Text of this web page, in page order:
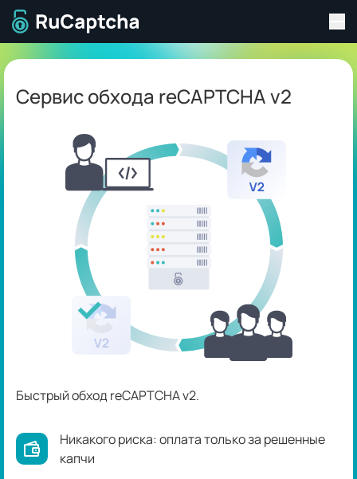
Перейти на главную страницу
Сервис обхода reCAPTCHA v2
Быстрый обход reCAPTCHA v2.
Никакого риска: оплата только за решенные
капчи